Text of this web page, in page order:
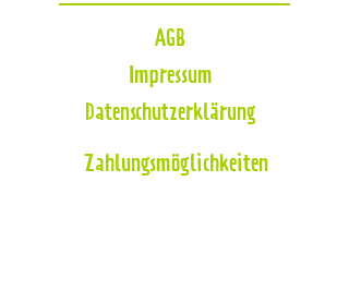
AGB
Impressum
Datenschutzerklärung
Zahlungsmöglichkeiten